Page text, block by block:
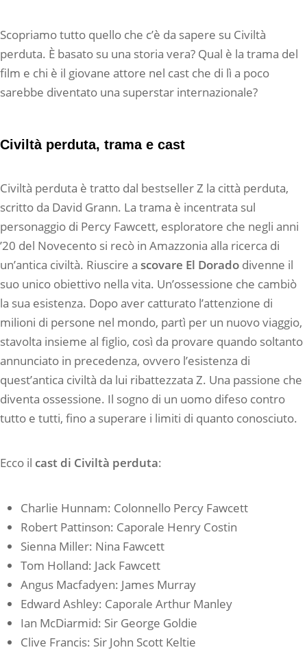
Scopriamo tutto quello che c’è da sapere su Civiltà
perduta. È basato su una storia vera? Qual è la trama del
film e chi è il giovane attore nel cast che di lì a poco
sarebbe diventato una superstar internazionale?
Civiltà perduta, trama e cast
Civiltà perduta è tratto dal bestseller Z la città perduta,
scritto da David Grann. La trama è incentrata sul
personaggio di Percy Fawcett, esploratore che negli anni
’20 del Novecento si recò in Amazzonia alla ricerca di
un’antica civiltà. Riuscire a scovare El Dorado divenne il
suo unico obiettivo nella vita. Un’ossessione che cambiò
la sua esistenza. Dopo aver catturato l’attenzione di
milioni di persone nel mondo, partì per un nuovo viaggio,
stavolta insieme al figlio, così da provare quando soltanto
annunciato in precedenza, ovvero l’esistenza di
quest’antica civiltà da lui ribattezzata Z. Una passione che
diventa ossessione. Il sogno di un uomo difeso contro
tutto e tutti, fino a superare i limiti di quanto conosciuto.
Ecco il cast di Civiltà perduta:
Charlie Hunnam: Colonnello Percy Fawcett
Robert Pattinson: Caporale Henry Costin
Sienna Miller: Nina Fawcett
Tom Holland: Jack Fawcett
Angus Macfadyen: James Murray
Edward Ashley: Caporale Arthur Manley
Ian McDiarmid: Sir George Goldie
Clive Francis: Sir John Scott Keltie